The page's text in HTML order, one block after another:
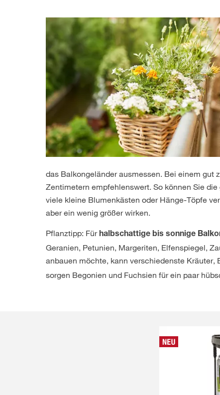
das Balkongeländer ausmessen. Bei einem gut
Zentimetern empfehlenswert. So können Sie
viele kleine Blumenkästen oder Hänge-Töpfe
aber ein wenig größer wirken.
Pflanztipp: Fürhalbschattige bis sonnige
Geranien, Petunien, Margeriten, Elfenspiegel,
anbauen möchte, kann verschiedenste
sorgen Begonien und Fuchsien für ein paar